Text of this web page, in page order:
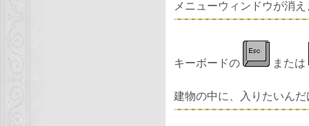
メニューウィンドウが消
キーボードの または
建物の中に、入りたいんだ